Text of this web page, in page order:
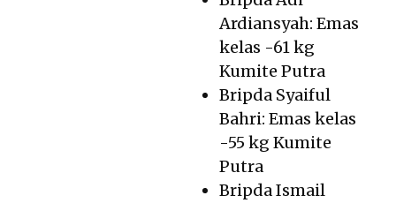
Ardiansyah: Emas
kelas -61 kg
Kumite Putra
Bripda Syaiful
Bahri: Emas kelas
-55 kg Kumite
Putra
Bripda Ismail